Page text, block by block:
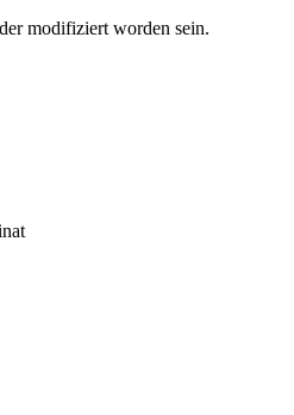
modifiziert worden sein.